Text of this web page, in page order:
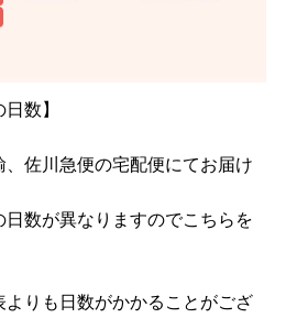
数】
佐川急便の宅配便にてお届け
数が異なりますのでこちらを
りも日数がかかることがござ